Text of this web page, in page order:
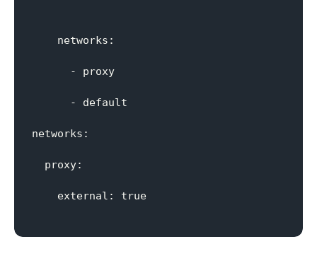
    networks:
      - proxy
      - default
networks:
  proxy:
    external: true